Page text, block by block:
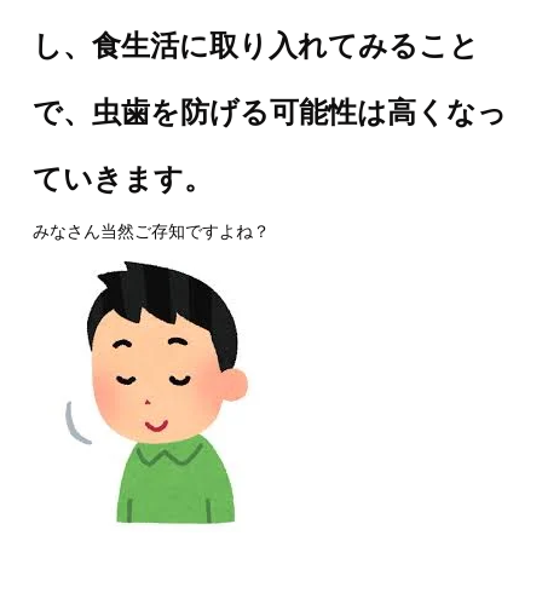
し、食生活に取り入れてみること
で、虫歯を防げる可能性は高くなっ
ていきます。
みなさん当然ご存知ですよね？